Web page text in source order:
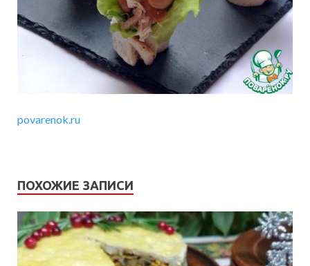
povarenok.ru
ПОХОЖИЕ ЗАПИСИ